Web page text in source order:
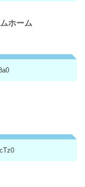
ホーム